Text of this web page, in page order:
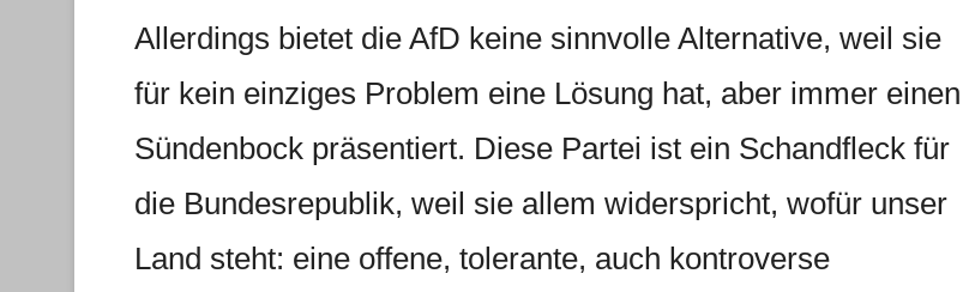
Allerdings bietet die AfD keine sinnvolle Alternative, weil sie
für kein einziges Problem eine Lösung hat, aber immer einen
Sündenbock präsentiert. Diese Partei ist ein Schandfleck für
die Bundesrepublik, weil sie allem widerspricht, wofür unser
Land steht: eine offene, tolerante, auch kontroverse